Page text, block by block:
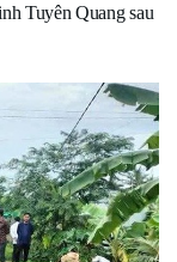
Tuyên Quang sau